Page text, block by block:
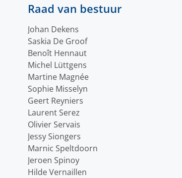
Raad van bestuur
Johan Dekens
Saskia De Groof
Benoît Hennaut
Michel Lüttgens
Martine Magnée
Sophie Misselyn
Geert Reyniers
Laurent Serez
Olivier Servais
Jessy Siongers
Marnic Speltdoorn
Jeroen Spinoy
Hilde Vernaillen